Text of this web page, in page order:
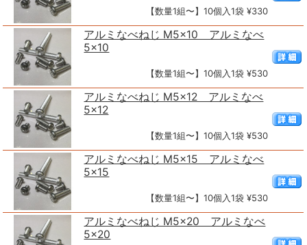
【数量1組〜】10個入1袋 ¥330
アルミなべねじ M5×10 アルミなべ
5×10
【数量1組〜】10個入1袋 ¥530
アルミなべねじ M5×12 アルミなべ
5×12
【数量1組〜】10個入1袋 ¥530
アルミなべねじ M5×15 アルミなべ
5×15
【数量1組〜】10個入1袋 ¥530
アルミなべねじ M5×20 アルミなべ
5×20